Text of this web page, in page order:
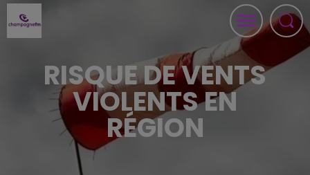
RISQUE DE VENTS
VIOLENTS EN
RÉGION